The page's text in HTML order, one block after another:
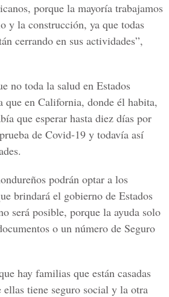
porque la mayoría trabajamos
y la construcción, ya que todas
cerrando en sus actividades”,
no toda la salud en Estados
que en California, donde él habita,
que esperar hasta diez días por
de Covid-19 y todavía así
podrán optar a los
brindará el gobierno de Estados
será posible, porque la ayuda solo
o un número de Seguro
hay familias que están casadas
ellas tiene seguro social y la otra